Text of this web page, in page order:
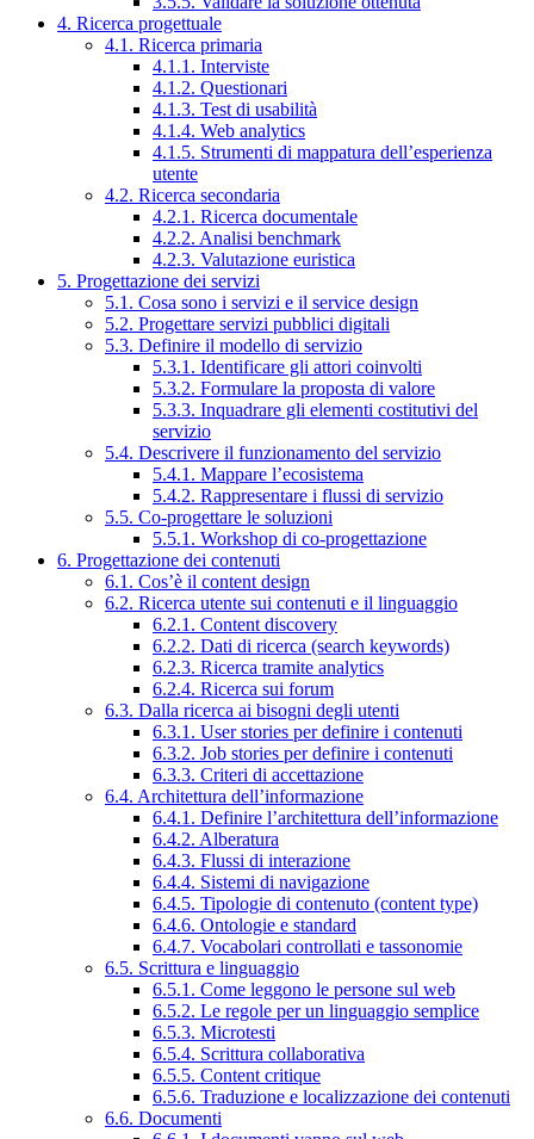
4. Ricerca progettuale
4.1. Ricerca primaria
4.1.1. Interviste
4.1.2. Questionari
4.1.3. Test di usabilità
4.1.4. Web analytics
4.1.5. Strumenti di mappatura dell’esperienza
utente
4.2. Ricerca secondaria
4.2.1. Ricerca documentale
4.2.2. Analisi benchmark
4.2.3. Valutazione euristica
5. Progettazione dei servizi
5.1. Cosa sono i servizi e il service design
5.2. Progettare servizi pubblici digitali
5.3. Definire il modello di servizio
5.3.1. Identificare gli attori coinvolti
5.3.2. Formulare la proposta di valore
5.3.3. Inquadrare gli elementi costitutivi del
servizio
5.4. Descrivere il funzionamento del servizio
5.4.1. Mappare l’ecosistema
5.4.2. Rappresentare i flussi di servizio
5.5. Co-progettare le soluzioni
5.5.1. Workshop di co-progettazione
6. Progettazione dei contenuti
6.1. Cos’è il content design
6.2. Ricerca utente sui contenuti e il linguaggio
6.2.1. Content discovery
6.2.2. Dati di ricerca (search keywords)
6.2.3. Ricerca tramite analytics
6.2.4. Ricerca sui forum
6.3. Dalla ricerca ai bisogni degli utenti
6.3.1. User stories per definire i contenuti
6.3.2. Job stories per definire i contenuti
6.3.3. Criteri di accettazione
6.4. Architettura dell’informazione
6.4.1. Definire l’architettura dell’informazione
6.4.2. Alberatura
6.4.3. Flussi di interazione
6.4.4. Sistemi di navigazione
6.4.5. Tipologie di contenuto (content type)
6.4.6. Ontologie e standard
6.4.7. Vocabolari controllati e tassonomie
6.5. Scrittura e linguaggio
6.5.1. Come leggono le persone sul web
6.5.2. Le regole per un linguaggio semplice
6.5.3. Microtesti
6.5.4. Scrittura collaborativa
6.5.5. Content critique
6.5.6. Traduzione e localizzazione dei contenuti
6.6. Documenti